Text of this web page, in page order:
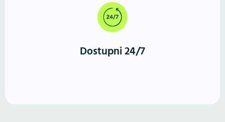
Dostupni 24/7
Za razliku od fizičkog prostora, WordPress sajt radi
neprekidno. Vašu ponudu mogu da istraže u bilo
koje vreme, sa bilo kog uređaja.